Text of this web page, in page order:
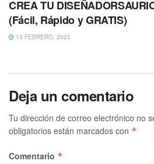
CREA TU
(Fácil, Rápido y GRATIS)
13 FEBRERO, 2023
Deja un comentario
Tu dirección de correo electrónico no
obligatorios están marcados con *
Comentario *